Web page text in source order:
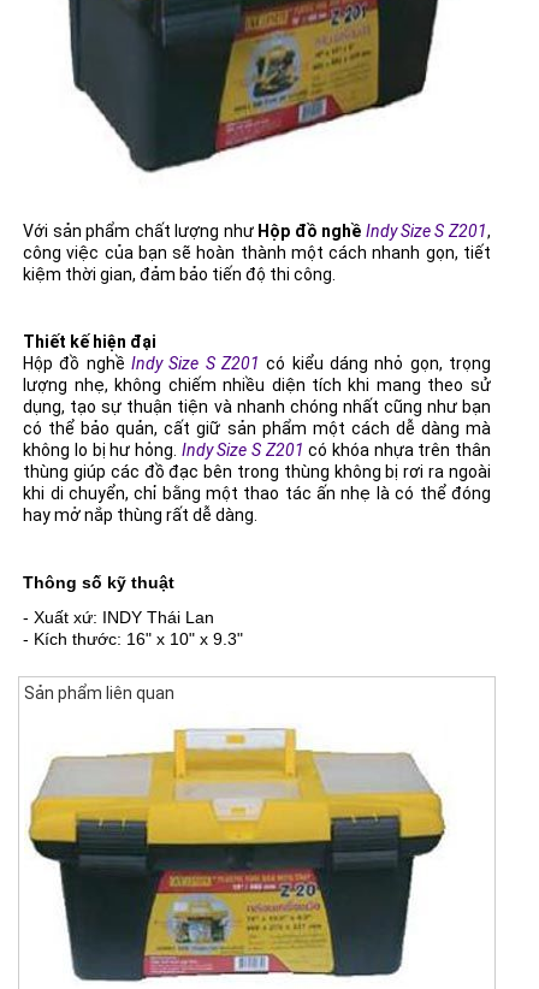
Với sản phẩm chất lượng như Hộp đồ nghề Indy Size S Z201,
công việc của bạn sẽ hoàn thành một cách nhanh gọn, tiết
kiệm thời gian, đảm bảo tiến độ thi công.
Thiết kế hiện đại
Hộp đồ nghềIndy Size S Z201 có kiểu dáng nhỏ gọn, trọng
lượng nhẹ, không chiếm nhiều diện tích khi mang theo sử
dụng, tạo sự thuận tiện và nhanh chóng nhất cũng như bạn
có thể bảo quản, cất giữ sản phẩm một cách dễ dàng mà
không lo bị hư hỏng. Indy Size S Z201 có khóa nhựa trên thân
thùng giúp các đồ đạc bên trong thùng không bị rơi ra ngoài
khi di chuyển, chỉ bằng một thao tác ấn nhẹ là có thể đóng
hay mở nắp thùng rất dễ dàng.
Thông số kỹ thuật
- Xuất xứ: INDY Thái Lan
- Kích thước: 16" x 10" x 9.3"
Sản phẩm liên quan